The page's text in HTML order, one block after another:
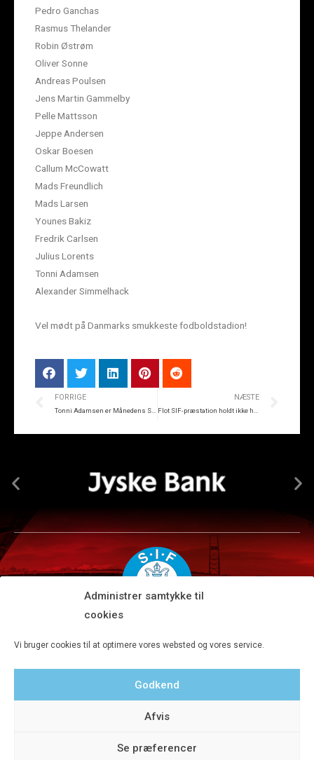
Administrer samtykke til
cookies
Vi bruger cookies til at optimere vores websted og vores service.
Godkend
Afvis
Se præferencer
Pedro Ganchas
Rasmus Thelander
Robin Østrøm
Oliver Sonne
Andreas Poulsen
Jens Martin Gammelby
Pelle Mattsson
Jeppe Andersen
Oskar Boesen
Callum McCowatt
Mads Freundlich
Mads Larsen
Younes Bakiz
Fredrik Carlsen
Julius Lorents
Tonni Adamsen
Alexander Simmelhack
Vel mødt på Danmarks smukkeste fodboldstadion!
FORRIGE NÆSTE
Tlf 8680 4477 · Fax 8680 4647 · Kontortid man-fre kl. 9-15